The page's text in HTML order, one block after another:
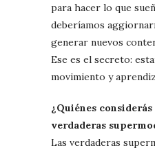
para hacer lo que
deberíamos
generar nuevos
Ese es el secreto:
movimiento y
¿Quiénes
verdaderas
Las verdaderas